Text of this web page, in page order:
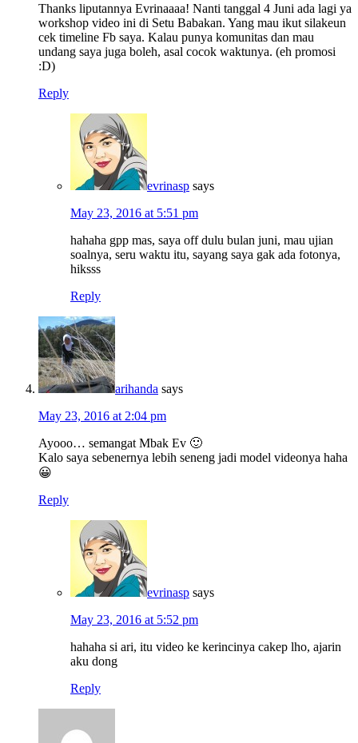
Thanks liputannya Evrinaaaa! Nanti tanggal 4 Juni ada lagi ya
workshop video ini di Setu Babakan. Yang mau ikut silakeun
cek timeline Fb saya. Kalau punya komunitas dan mau
undang saya juga boleh, asal cocok waktunya. (eh promosi
:D)
Reply
evrinasp says
May 23, 2016 at 5:51 pm
hahaha gpp mas, saya off dulu bulan juni, mau ujian
soalnya, seru waktu itu, sayang saya gak ada fotonya,
hiksss
Reply
arihanda says
May 23, 2016 at 2:04 pm
Ayooo… semangat Mbak Ev 🙂
Kalo saya sebenernya lebih seneng jadi model videonya haha
😀
Reply
evrinasp says
May 23, 2016 at 5:52 pm
hahaha si ari, itu video ke kerincinya cakep lho, ajarin
aku dong
Reply